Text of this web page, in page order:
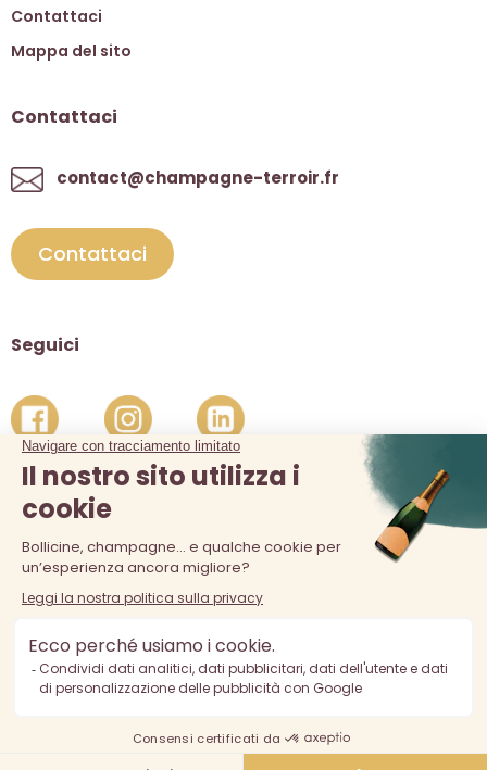
Contattaci
Mappa del sito
Contattaci
contact@champagne-terroir.fr
Contattaci
Seguici
La vendita di alcolici è vietata ai minori di 18 anni. L'abuso di